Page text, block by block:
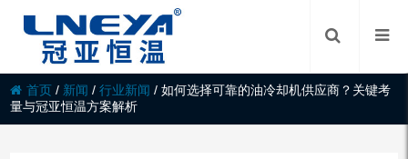
首页 / 新闻 /行业新闻 /如何选择可靠的油冷却机供应商？关键考
量与冠亚恒温方案解析